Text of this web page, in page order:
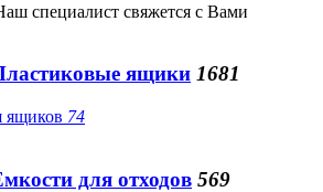
специалист свяжется с Вами
ящики 1681
ящиков 74
для отходов 569